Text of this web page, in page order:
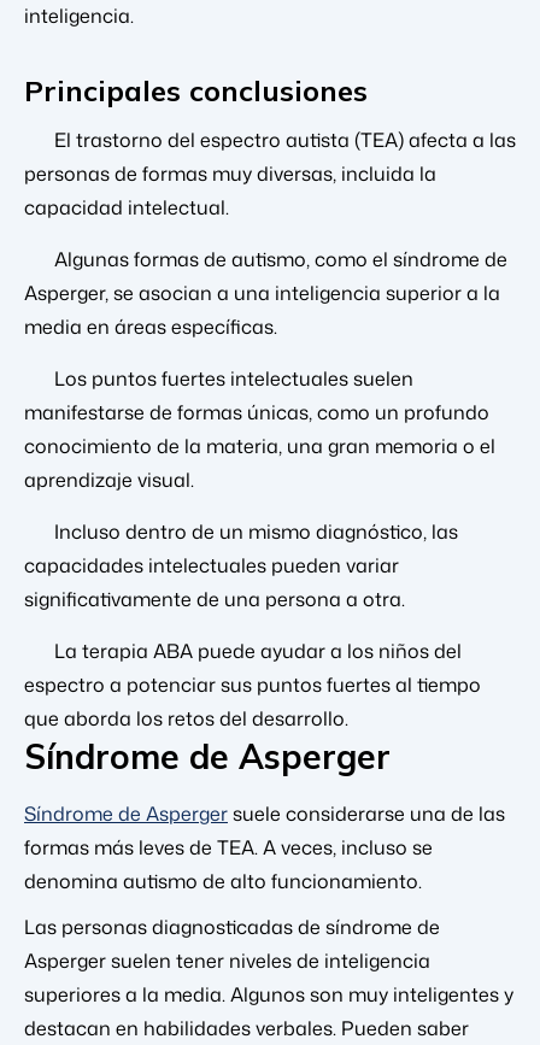
inteligencia.
Principales conclusiones
El trastorno del espectro autista (TEA) afecta a las
personas de formas muy diversas, incluida la
capacidad intelectual.
Algunas formas de autismo, como el síndrome de
Asperger, se asocian a una inteligencia superior a la
media en áreas específicas.
Los puntos fuertes intelectuales suelen
manifestarse de formas únicas, como un profundo
conocimiento de la materia, una gran memoria o el
aprendizaje visual.
Incluso dentro de un mismo diagnóstico, las
capacidades intelectuales pueden variar
significativamente de una persona a otra.
La terapia ABA puede ayudar a los niños del
espectro a potenciar sus puntos fuertes al tiempo
que aborda los retos del desarrollo.
Síndrome de Asperger
Síndrome de Aspergersuele considerarse una de las
formas más leves de TEA. A veces, incluso se
denomina autismo de alto funcionamiento.
Las personas diagnosticadas de síndrome de
Asperger suelen tener niveles de inteligencia
superiores a la media. Algunos son muy inteligentes y
destacan en habilidades verbales. Pueden saber